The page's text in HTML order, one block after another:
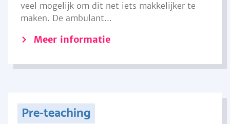
veel mogelijk om dit net iets makkelijker te
maken. De ambulant...
Meer informatie
Pre-teaching